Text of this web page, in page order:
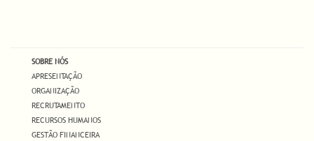
SOBRE NÓS
APRESENTAÇÃO
ORGANIZAÇÃO
RECRUTAMENTO
RECURSOS HUMANOS
GESTÃO FINANCEIRA